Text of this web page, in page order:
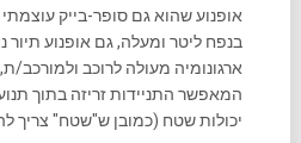
אופנוע שהוא גם סופר-בייק
בנפח ליטר ומעלה, גם אופנוע תיור
ארגונומיה מעולה לרוכב ולמורכב/ת,
המאפשר התניידות זריזה בתוך
יכולות שטח (כמובן ש"שטח" צריך